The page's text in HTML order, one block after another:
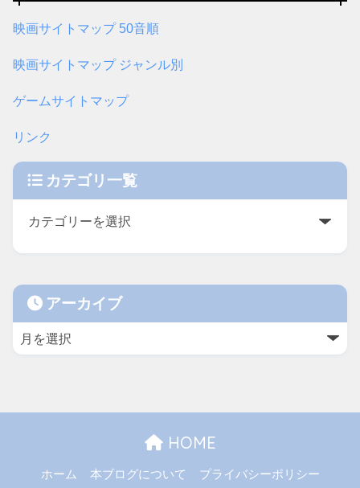
映画サイトマップ 50音順
映画サイトマップ ジャンル別
ゲームサイトマップ
リンク
カテゴリ一覧
アーカイブ
HOME
ホーム 本ブログについて プライバシーポリシー